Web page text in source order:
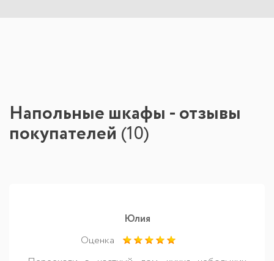
Напольные шкафы - отзывы
покупателей (10)
Юлия
Оценка